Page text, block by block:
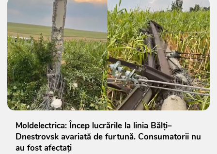
Moldelectrica: Încep lucrările la linia Bălți–
Dnestrovsk avariată de furtună. Consumatorii nu
au fost afectați